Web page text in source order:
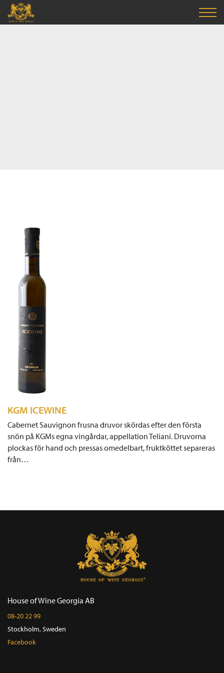
KGM ICEWINE
Cabernet Sauvignon frusna druvor skördas efter den första
snön på KGMs egna vingårdar, appellation Teliani. Druvorna
plockas för hand och pressas omedelbart, fruktköttet separeras
från…
House of Wine Georgia AB
08-20 22 99
Stockholm, Sweden
Facebook